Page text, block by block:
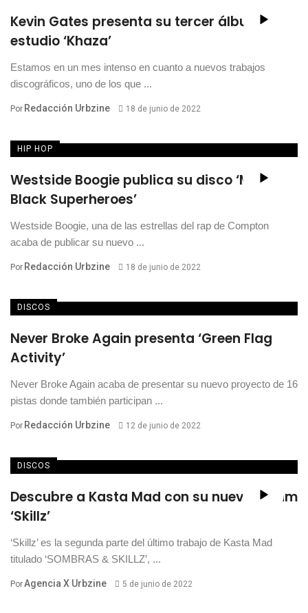
Kevin Gates presenta su tercer álbum de
estudio ‘Khaza’
Estamos en un mes intenso en cuanto a nuevos trabajos
discográficos, uno de los que ...
Por Redacción Urbzine 18 de junio de 2022
HIP HOP
Westside Boogie publica su disco ‘More
Black Superheroes’
Westside Boogie, una de las estrellas del rap de Compton
acaba de publicar su nuevo ...
Por Redacción Urbzine 18 de junio de 2022
DISCOS
Never Broke Again presenta ‘Green Flag
Activity’
Never Broke Again acaba de presentar su nuevo proyecto de 16
pistas donde también participan ...
Por Redacción Urbzine 12 de junio de 2022
DISCOS
Descubre a Kasta Mad con su nuevo álbum
‘Skillz’
‘Skillz’ es la segunda parte del último trabajo de Kasta Mad
titulado ‘SOMBRAS & SKILLZ’, ...
PorAgencia X Urbzine 5 de junio de 2022